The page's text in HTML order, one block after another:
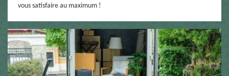
vous satisfaire au maximum !